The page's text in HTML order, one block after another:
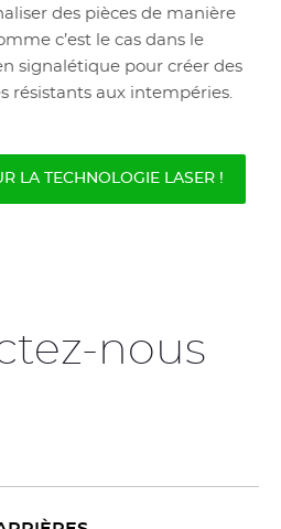
des pièces de manière
c’est le cas dans le
signalétique pour créer des
résistants aux intempéries.
LA TECHNOLOGIE LASER !
nous